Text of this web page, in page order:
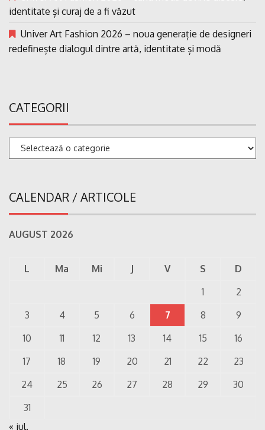
identitate și curaj de a fi văzut
Univer Art Fashion 2026 – noua generație de designeri
redefinește dialogul dintre artă, identitate și modă
CATEGORII
Categorii
CALENDAR / ARTICOLE
AUGUST 2026
L Ma Mi J V S
D
1
2
3
4 5 6 7 8
9
10
11 12 13 14 15
16
17
18 19 20 21 22
23
24
25 26 27 28 29
30
31
« iul.